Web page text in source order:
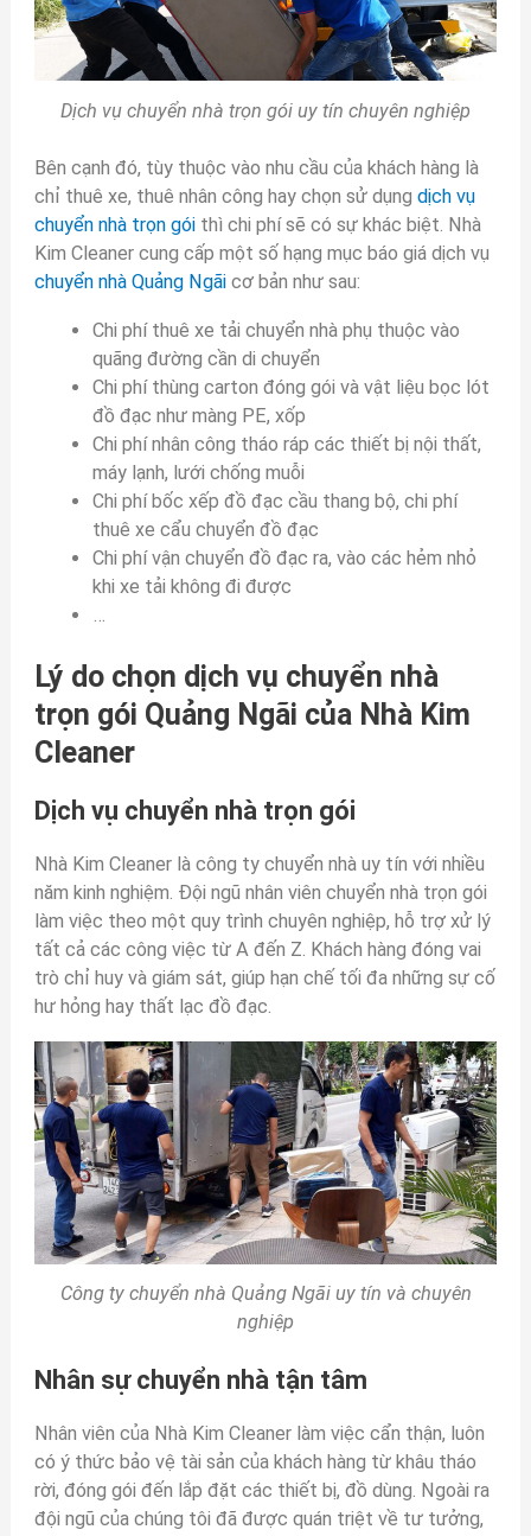
Dịch vụ chuyển nhà trọn gói uy tín chuyên nghiệp
Bên cạnh đó, tùy thuộc vào nhu cầu của khách hàng là
chỉ thuê xe, thuê nhân công hay chọn sử dụng dịch vụ
chuyển nhà trọn góithì chi phí sẽ có sự khác biệt. Nhà
Kim Cleaner cung cấp một số hạng mục báo giá dịch vụ
chuyển nhà Quảng Ngãicơ bản như sau:
Chi phí thuê xe tải chuyển nhà phụ thuộc vào
quãng đường cần di chuyển
Chi phí thùng carton đóng gói và vật liệu bọc lót
đồ đạc như màng PE, xốp
Chi phí nhân công tháo ráp các thiết bị nội thất,
máy lạnh, lưới chống muỗi
Chi phí bốc xếp đồ đạc cầu thang bộ, chi phí
thuê xe cẩu chuyển đồ đạc
Chi phí vận chuyển đồ đạc ra, vào các hẻm nhỏ
khi xe tải không đi được
Lý do chọn dịch vụ chuyển nhà
trọn gói Quảng Ngãi của Nhà Kim
Cleaner
Dịch vụ chuyển nhà trọn gói
Nhà Kim Cleaner là công ty chuyển nhà uy tín với nhiều
năm kinh nghiệm. Đội ngũ nhân viên chuyển nhà trọn gói
làm việc theo một quy trình chuyên nghiệp, hỗ trợ xử lý
tất cả các công việc từ A đến Z. Khách hàng đóng vai
trò chỉ huy và giám sát, giúp hạn chế tối đa những sự cố
hư hỏng hay thất lạc đồ đạc.
Công ty chuyển nhà Quảng Ngãi uy tín và chuyên
nghiệp
Nhân sự chuyển nhà tận tâm
Nhân viên của Nhà Kim Cleaner làm việc cẩn thận, luôn
có ý thức bảo vệ tài sản của khách hàng từ khâu tháo
rời, đóng gói đến lắp đặt các thiết bị, đồ dùng. Ngoài ra
đội ngũ của chúng tôi đã được quán triệt về tư tưởng,